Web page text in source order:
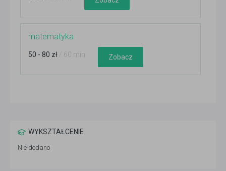
matematyka
50 - 80 zł / 60 min Zobacz
WYKSZTAŁCENIE
Nie dodano